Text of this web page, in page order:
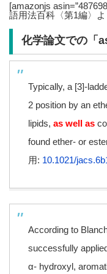
[amazonjs
語用法百科〈第1編〉
化学論文での「
Typically, a [3]-
2 position by an
lipids, as well as
found ether- or
用: 10.1021/
According to
successfully
α- hydroxyl,